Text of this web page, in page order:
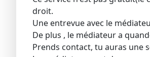
droit.
Une entrevue avec le
De plus , le médiateur a
Prends contact, tu auras une